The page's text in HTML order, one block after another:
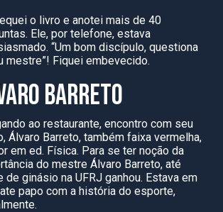
o livro e anotei mais de 40
Ele, por telefone, estava
“Um bom discípulo, questiona
mestre”! Fiquei embevecido.
BARRETO
ao restaurante, encontro com seu
Álvaro Barreto, também faixa vermelha,
em ed. Física. Para se ter noção da
do mestre Álvaro Barreto, até
de ginásio na UFRJ ganhou. Estava em
papo com a história do esporte,